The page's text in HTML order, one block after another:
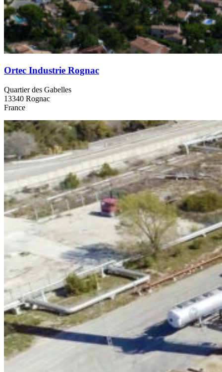
Ortec Industrie Rognac
Quartier des Gabelles
13340 Rognac
France